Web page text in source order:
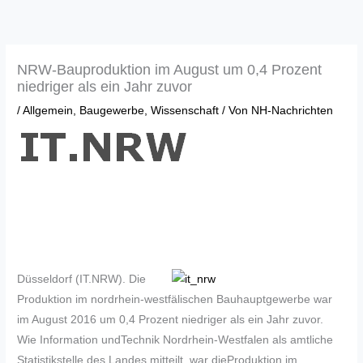
NRW-Bauproduktion im August um 0,4 Prozent
niedriger als ein Jahr zuvor
/Allgemein, Baugewerbe,Wissenschaft / Von NH-Nachrichten
Düsseldorf (IT.NRW). Die
Produktion im nordrhein-westfälischen Bauhauptgewerbe war
im August 2016 um 0,4 Prozent niedriger als ein Jahr zuvor.
Wie Information undTechnik Nordrhein-Westfalen als amtliche
Statistikstelle des Landes mitteilt, war dieProduktion im